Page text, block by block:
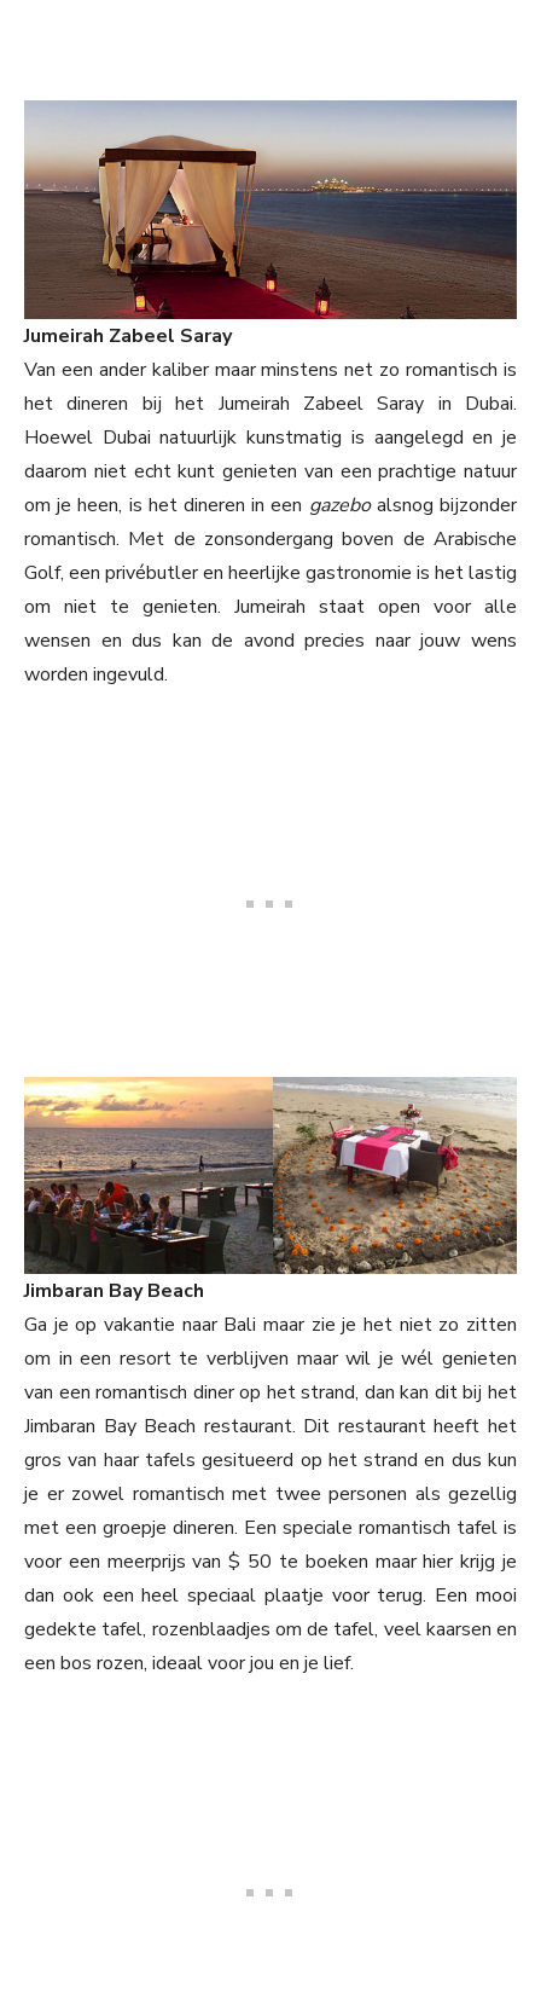
Jumeirah Zabeel Saray
Van een ander kaliber maar minstens net zo romantisch is
het dineren bij het Jumeirah Zabeel Saray in Dubai.
Hoewel Dubai natuurlijk kunstmatig is aangelegd en je
daarom niet echt kunt genieten van een prachtige natuur
om je heen, is het dineren in een gazeboalsnog bijzonder
romantisch. Met de zonsondergang boven de Arabische
Golf, een privébutler en heerlijke gastronomie is het lastig
om niet te genieten. Jumeirah staat open voor alle
wensen en dus kan de avond precies naar jouw wens
worden ingevuld.
Jimbaran Bay Beach
Ga je op vakantie naar Bali maar zie je het niet zo zitten
om in een resort te verblijven maar wil je wél genieten
van een romantisch diner op het strand, dan kan dit bij het
Jimbaran Bay Beach restaurant. Dit restaurant heeft het
gros van haar tafels gesitueerd op het strand en dus kun
je er zowel romantisch met twee personen als gezellig
met een groepje dineren. Een speciale romantisch tafel is
voor een meerprijs van $ 50 te boeken maar hier krijg je
dan ook een heel speciaal plaatje voor terug. Een mooi
gedekte tafel, rozenblaadjes om de tafel, veel kaarsen en
een bos rozen, ideaal voor jou en je lief.